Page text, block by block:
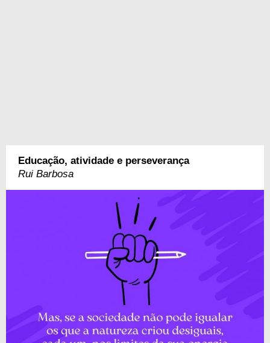
Educação, atividade e perseverança
Rui Barbosa